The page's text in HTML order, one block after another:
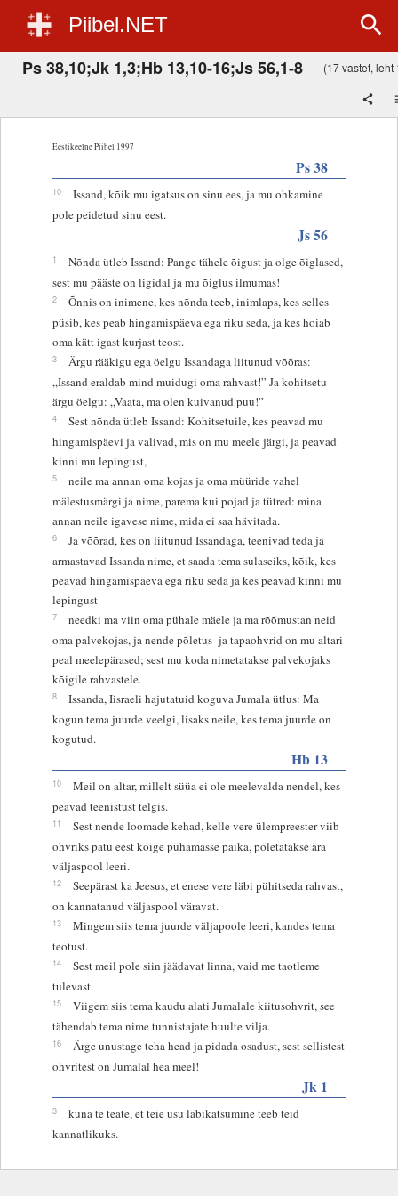
Piibel.NET
Ps 38,10;Jk 1,3;Hb 13,10-16;Js 56,1-8 (17 vastet, leht
Eestikeelne Piibel 1997
Ps 38
10
Issand, kõik mu igatsus on sinu ees, ja mu ohkamine
pole peidetud sinu eest.
Js 56
1
Nõnda ütleb Issand: Pange tähele õigust ja olge õiglased,
sest mu pääste on ligidal ja mu õiglus ilmumas!
2
Õnnis on inimene, kes nõnda teeb, inimlaps, kes selles
püsib, kes peab hingamispäeva ega riku seda, ja kes hoiab
oma kätt igast kurjast teost.
3
Ärgu rääkigu ega öelgu Issandaga liitunud võõras:
„Issand eraldab mind muidugi oma rahvast!” Ja kohitsetu
ärgu öelgu: „Vaata, ma olen kuivanud puu!”
4
Sest nõnda ütleb Issand: Kohitsetuile, kes peavad mu
hingamispäevi ja valivad, mis on mu meele järgi, ja peavad
kinni mu lepingust,
5
neile ma annan oma kojas ja oma müüride vahel
mälestusmärgi ja nime, parema kui pojad ja tütred: mina
annan neile igavese nime, mida ei saa hävitada.
6
Ja võõrad, kes on liitunud Issandaga, teenivad teda ja
armastavad Issanda nime, et saada tema sulaseiks, kõik, kes
peavad hingamispäeva ega riku seda ja kes peavad kinni mu
lepingust -
7
needki ma viin oma pühale mäele ja ma rõõmustan neid
oma palvekojas, ja nende põletus- ja tapaohvrid on mu altari
peal meelepärased; sest mu koda nimetatakse palvekojaks
kõigile rahvastele.
8
Issanda, Iisraeli hajutatuid koguva Jumala ütlus: Ma
kogun tema juurde veelgi, lisaks neile, kes tema juurde on
kogutud.
Hb 13
10
Meil on altar, millelt süüa ei ole meelevalda nendel, kes
peavad teenistust telgis.
11
Sest nende loomade kehad, kelle vere ülempreester viib
ohvriks patu eest kõige pühamasse paika, põletatakse ära
väljaspool leeri.
12
Seepärast ka Jeesus, et enese vere läbi pühitseda rahvast,
on kannatanud väljaspool väravat.
13
Mingem siis tema juurde väljapoole leeri, kandes tema
teotust.
14
Sest meil pole siin jäädavat linna, vaid me taotleme
tulevast.
15
Viigem siis tema kaudu alati Jumalale kiitusohvrit, see
tähendab tema nime tunnistajate huulte vilja.
16
Ärge unustage teha head ja pidada osadust, sest sellistest
ohvritest on Jumalal hea meel!
Jk 1
3
kuna te teate, et teie usu läbikatsumine teeb teid
kannatlikuks.